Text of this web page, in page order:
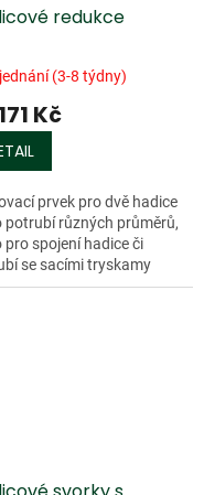
redukce
(3-8 týdny)
171 Kč
prvek pro dvě hadice
potrubí různých průměrů,
pro spojení hadice či
se sacími tryskamy